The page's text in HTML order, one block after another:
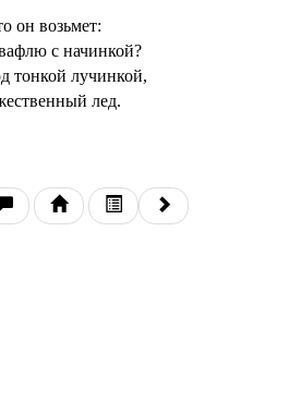
он возьмет:
с начинкой?
тонкой лучинкой,
лед.